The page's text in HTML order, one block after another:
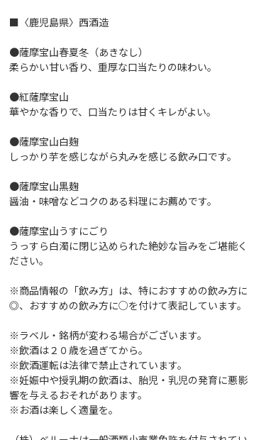
■〈鹿児島県〉西酒造
●薩摩宝山春夏冬（あきなし）
柔らかい甘い香り、重厚な口当たりの味わい。
●紅薩摩宝山
華やかな香りで、口当たりは甘くキレがよい。
●薩摩宝山白麹
しっかり芋を感じながら丸みを感じる飲み口です。
●薩摩宝山黒麹
醤油・味噌などコクのある料理にお薦めです。
●薩摩宝山うすにごり
うっすら白濁に閉じ込められた絶妙な旨みをご堪能く
ださい。
※商品情報の「飲み方」は、特におすすめの飲み方に
◎、おすすめの飲み方に○を付けて表記しています。
※ラベル・銘柄が変わる場合がございます。
※飲酒は２０歳を過ぎてから。
※飲酒運転は法律で禁止されています。
※妊娠中や授乳期の飲酒は、胎児・乳児の発育に悪影
響を与えるおそれがあります。
※お酒は楽しく適量を。